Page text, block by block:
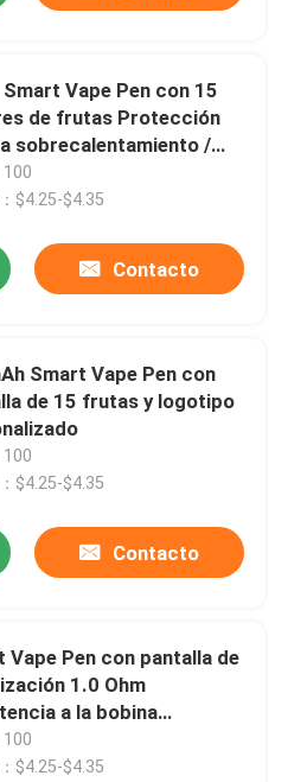
Vape Pen con 15
de frutas Protección
sobrecalentamiento /
100
$4.25-$4.35
Contacto
Smart Vape Pen con
de 15 frutas y logotipo
100
$4.25-$4.35
Contacto
Vape Pen con pantalla de
1.0 Ohm
a la bobina
de protección
100
$4.25-$4.35